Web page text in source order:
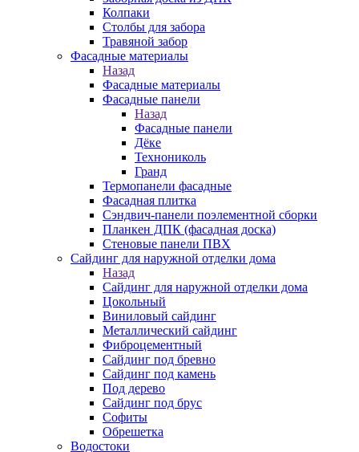
Колпаки
Столбы для забора
Травяной забор
Фасадные материалы
Назад
Фасадные материалы
Фасадные панели
Назад
Фасадные панели
Дёке
Технониколь
Гранд
Термопанели фасадные
Фасадная плитка
Сэндвич-панели поэлементной сборки
Планкен ДПК (фасадная доска)
Стеновые панели ПВХ
Сайдинг для наружной отделки дома
Назад
Сайдинг для наружной отделки дома
Цокольный
Виниловый сайдинг
Металлический сайдинг
Фиброцементный
Сайдинг под бревно
Сайдинг под камень
Под дерево
Сайдинг под брус
Софиты
Обрешетка
Водостоки